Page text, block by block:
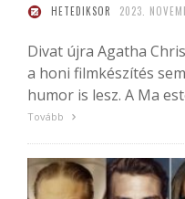
HETEDIKSOR 2023.
Divat újra Agatha
a honi filmkészítés
humor is lesz. A Ma
Tovább